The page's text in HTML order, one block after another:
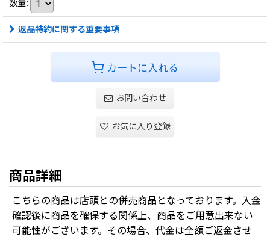
数量:
返品特約に関する重要事項
カートに入れる
お問い合わせ
お気に入り登録
商品詳細
こちらの商品は店頭との併売商品となっております。入金
確認後に商品を確保する関係上、商品をご用意出来ない
可能性がございます。その場合、代金は全額ご返金させ